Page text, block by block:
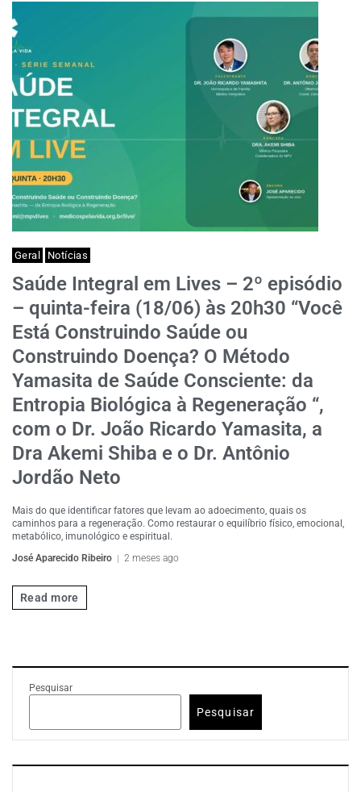
Geral Notícias
Saúde Integral em Lives – 2º episódio
– quinta-feira (18/06) às 20h30 “Você
Está Construindo Saúde ou
Construindo Doença? O Método
Yamasita de Saúde Consciente: da
Entropia Biológica à Regeneração “,
com o Dr. João Ricardo Yamasita, a
Dra Akemi Shiba e o Dr. Antônio
Jordão Neto
Mais do que identificar fatores que levam ao adoecimento, quais os
caminhos para a regeneração. Como restaurar o equilíbrio físico, emocional,
metabólico, imunológico e espiritual.
José Aparecido Ribeiro
2 meses ago
Read more
Pesquisar
Pesquisar